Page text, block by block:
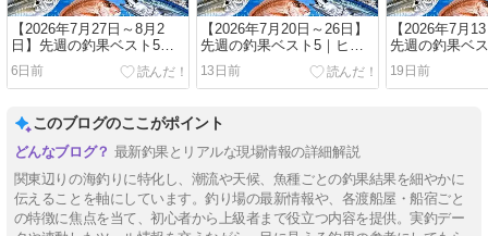
【2026年7月27日～8月2
日】先週の釣果ベスト5｜
カンパチ43.7kg・スルメイ
カ200杯超・シロギス315匹
6日前
【2026年7月20日～26日】
先週の釣果ベスト5｜ヒラ
マサ32.77kg・カンパチ
19.42kg・スルメイカ320杯
13日前
【2026年7月
先週の釣果ベ
パチ14kg級・
超、東京湾シ
19日前
このブログのここがポイント
最新釣果とリアルな現場情報の詳細解説
関東辺りの海釣りに特化し、潮流や天候、魚種ごとの釣果結果を細やかに
伝えることを軸にしています。釣り場の最新情報や、各渡船屋・船宿ごと
の特徴に焦点を当て、初心者から上級者まで役立つ内容を提供。実釣デー